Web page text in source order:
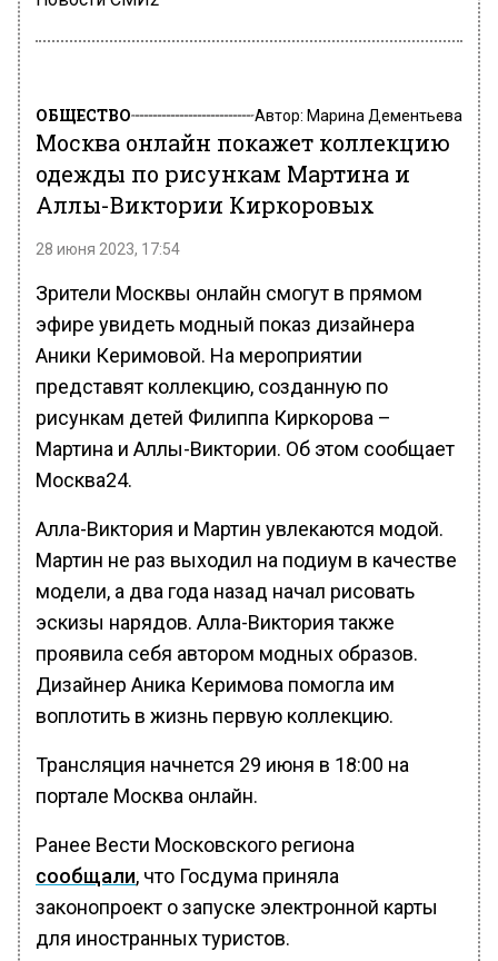
ОБЩЕСТВО Автор: Марина Дементьева
Москва онлайн покажет коллекцию
одежды по рисункам Мартина и
Аллы-Виктории Киркоровых
28 июня 2023, 17:54
Зрители Москвы онлайн смогут в прямом
эфире увидеть модный показ дизайнера
Аники Керимовой. На мероприятии
представят коллекцию, созданную по
рисункам детей Филиппа Киркорова –
Мартина и Аллы-Виктории. Об этом сообщает
Москва24.
Алла-Виктория и Мартин увлекаются модой.
Мартин не раз выходил на подиум в качестве
модели, а два года назад начал рисовать
эскизы нарядов. Алла-Виктория также
проявила себя автором модных образов.
Дизайнер Аника Керимова помогла им
воплотить в жизнь первую коллекцию.
Трансляция начнется 29 июня в 18:00 на
портале Москва онлайн.
Ранее Вести Московского региона
сообщали, что Госдума приняла
законопроект о запуске электронной карты
для иностранных туристов.